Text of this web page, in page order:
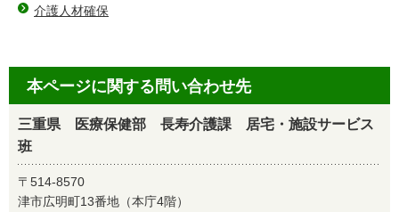
介護人材確保
本ページに関する問い合わせ先
三重県 医療保健部 長寿介護課 居宅・施設サービス
班
〒514-8570
津市広明町13番地（本庁4階）